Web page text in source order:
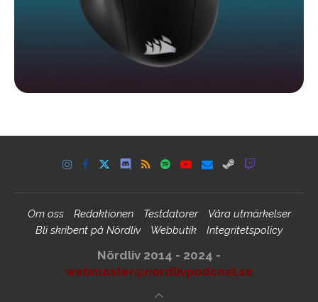
Om oss Redaktionen Testdatorer
Våra utmärkelser
Bli skribent på Nördliv
Webbutik Integritetspolicy
Nördliv 2014 - 2024 -
webmaster@nordlivpodcast.se